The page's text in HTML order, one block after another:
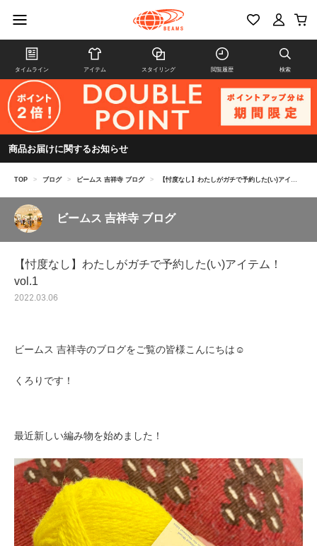
タイムライン アイテム スタイリング 閲覧履歴 検索
商品お届けに関するお知らせ
TOP > ブログ > ビームス 吉祥寺 ブログ > 【忖度なし】わたしがガチで予約した(い)アイテム！vol.1
ビームス 吉祥寺 ブログ
【忖度なし】わたしがガチで予約した(い)アイテム！
vol.1
2022.03.06
ビームス 吉祥寺のブログをご覧の皆様こんにちは☺︎
くろりです！
最近新しい編み物を始めました！